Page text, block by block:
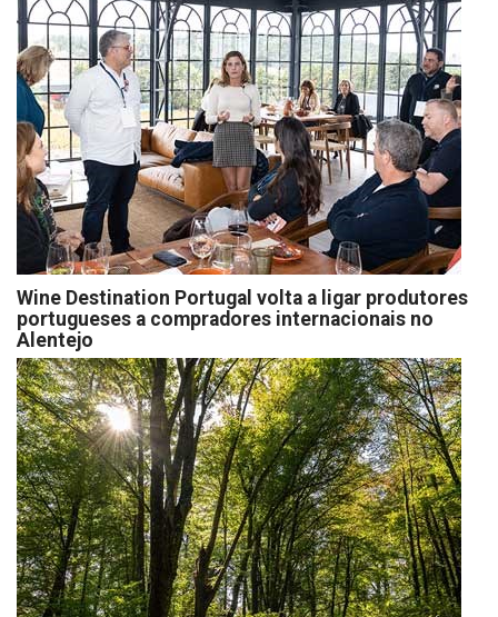
Wine Destination Portugal volta a ligar produtores
portugueses a compradores internacionais no
Alentejo